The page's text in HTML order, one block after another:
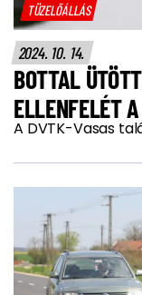
TÜZELŐÁLLÁS
2024. 10. 14.
BOTTAL
ELLENFELÉT
A DVTK-Vasas